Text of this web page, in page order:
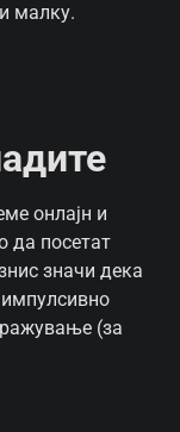
малку.
онлајн и
да посетат
значи дека
(за